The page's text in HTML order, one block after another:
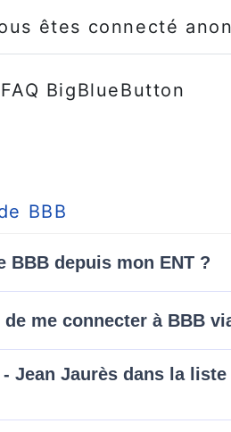
êtes connecté
FAQ BigBlueButton
BBB